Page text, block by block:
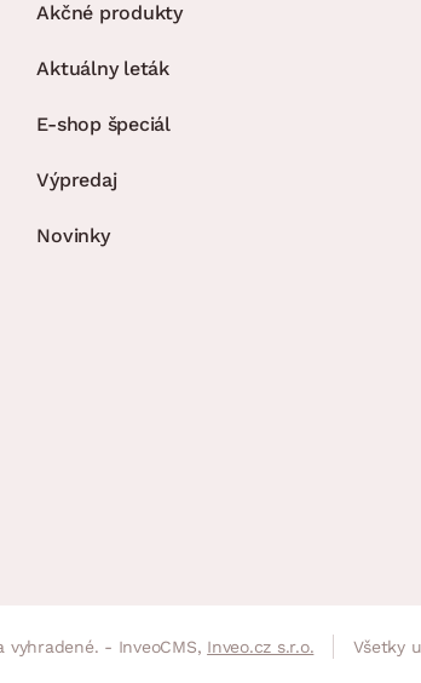
Akčné produkty
Aktuálny leták
E-shop špeciál
Výpredaj
Novinky
vyhradené. - InveoCMS, Inveo.cz s.r.o. Všetky